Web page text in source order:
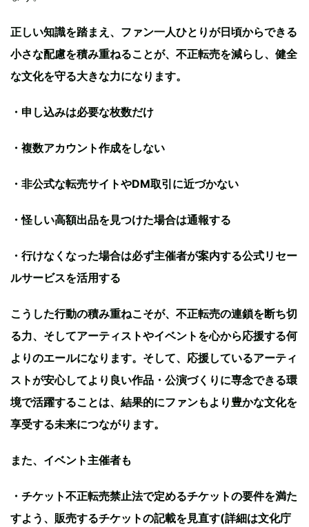
正しい知識を踏まえ、ファン一人ひとりが日頃からできる
小さな配慮を積み重ねることが、不正転売を減らし、健全
な文化を守る大きな力になります。
・申し込みは必要な枚数だけ
・複数アカウント作成をしない
・非公式な転売サイトやDM取引に近づかない
・怪しい高額出品を見つけた場合は通報する
・行けなくなった場合は必ず主催者が案内する公式リセー
ルサービスを活用する
こうした行動の積み重ねこそが、不正転売の連鎖を断ち切
る力、そしてアーティストやイベントを心から応援する何
よりのエールになります。そして、応援しているアーティ
ストが安心してより良い作品・公演づくりに専念できる環
境で活躍することは、結果的にファンもより豊かな文化を
享受する未来につながります。
また、イベント主催者も
・チケット不正転売禁止法で定めるチケットの要件を満た
すよう、販売するチケットの記載を見直す(詳細は文化庁